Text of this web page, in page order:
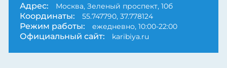
Адрес: Москва, Зеленый проспект, 10б
Координаты: 55.747790, 37.778124
Режим работы: ежедневно, 10:00-22:00
Официальный сайт: karibiya.ru